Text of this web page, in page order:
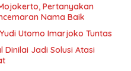
Pertanyakan
Nama Baik
Utomo Imarjoko Tuntas
Dinilai Jadi Solusi Atasi